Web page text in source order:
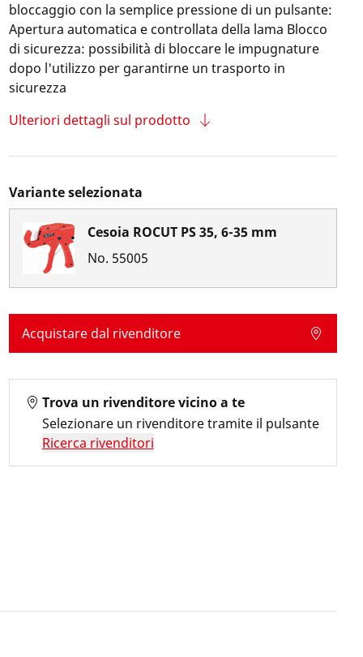
bloccaggio con la semplice pressione di un pulsante:
Apertura automatica e controllata della lama Blocco
di sicurezza: possibilità di bloccare le impugnature
dopo l'utilizzo per garantirne un trasporto in
sicurezza
Ulteriori dettagli sul prodotto
Variante selezionata
Cesoia ROCUT PS 35, 6-35 mm
No. 55005
Acquistare dal rivenditore
Trova un rivenditore vicino a te
Selezionare un rivenditore tramite il pulsante
Ricerca rivenditori